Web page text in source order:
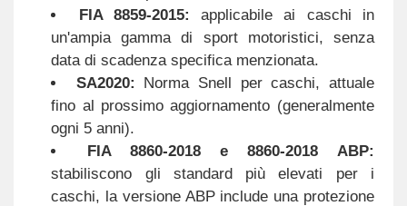
FIA 8859-2015: applicabile ai caschi in
un'ampia gamma di sport motoristici, senza
data di scadenza specifica menzionata.
SA2020: Norma Snell per caschi, attuale
fino al prossimo aggiornamento (generalmente
ogni 5 anni).
FIA 8860-2018 e 8860-2018 ABP:
stabiliscono gli standard più elevati per i
caschi, la versione ABP include una protezione